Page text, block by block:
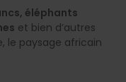
éléphants
et bien d’autres
le paysage africain